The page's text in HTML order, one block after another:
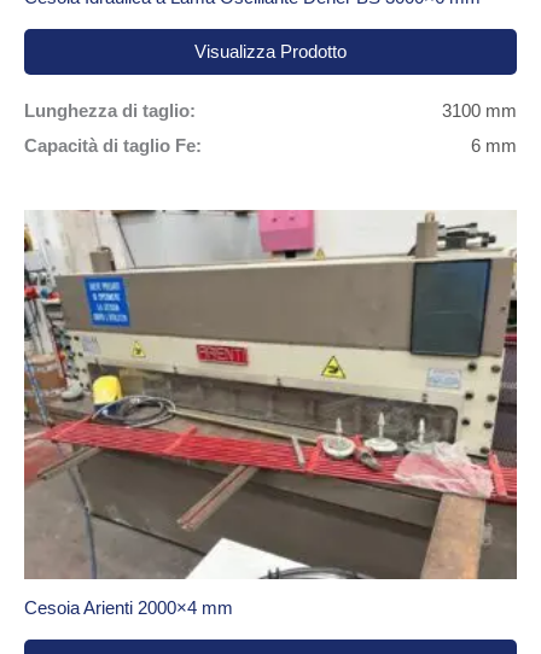
Visualizza Prodotto
Lunghezza di taglio:
3100 mm
Capacità di taglio Fe:
6 mm
Cesoia Arienti 2000×4 mm